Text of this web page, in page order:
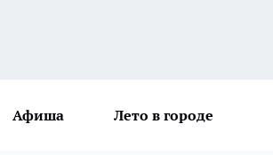
Афиша Лето в городе